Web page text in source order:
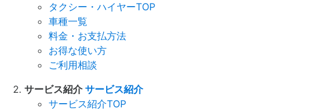
タクシー・ハイヤーTOP
車種一覧
料金・お支払方法
お得な使い方
ご利用相談
サービス紹介 サービス紹介
サービス紹介TOP